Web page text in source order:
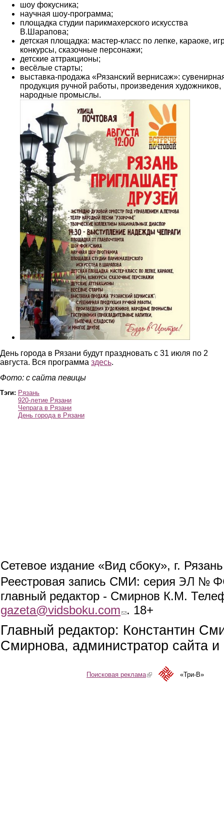
шоу фокусника;
научная шоу-программа;
площадка студии парикмахерского искусства
В.Шарапова;
детская площадка: мастер-класс по лепке, караоке,
конкурсы, сказочные персонажи;
детские аттракционы;
весёлые старты;
выставка-продажа «Рязанский вернисаж»:
продукция ручной работы, произведения художников,
народные промыслы.
День города в Рязани будут праздновать с 31 июля по 2
августа. Вся программа здесь.
Фото: с сайта певицы
Тэги: Рязань
920-летие Рязани
Чепрага в Рязани
День города в Рязани
Сетевое издание «Вид сбоку», г.
Реестровая запись СМИ: серия ЭЛ №
главный редактор - Смирнов К.М.
gazeta@vidsboku.com (link sends e-mail)
. 18+
Главный редактор: Константин
Смирнова, администратор сайта
Поисковая реклама(link is external)«Три-В»